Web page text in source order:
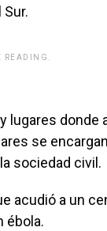
READING.
lugares donde
se
sociedad civil.
acudió a un
ébola.